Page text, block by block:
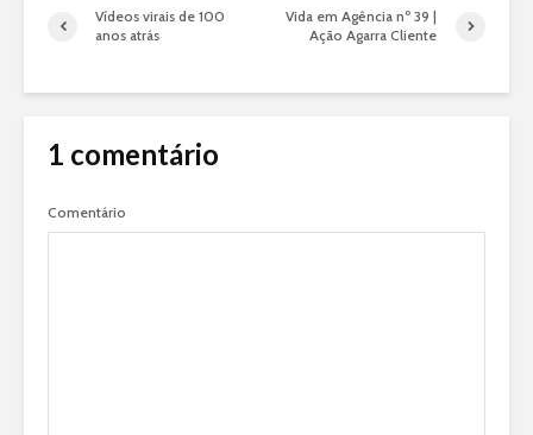
Vídeos virais de 100
anos atrás
Vida em Agência nº 39 |
Ação Agarra Cliente
1 comentário
Comentário